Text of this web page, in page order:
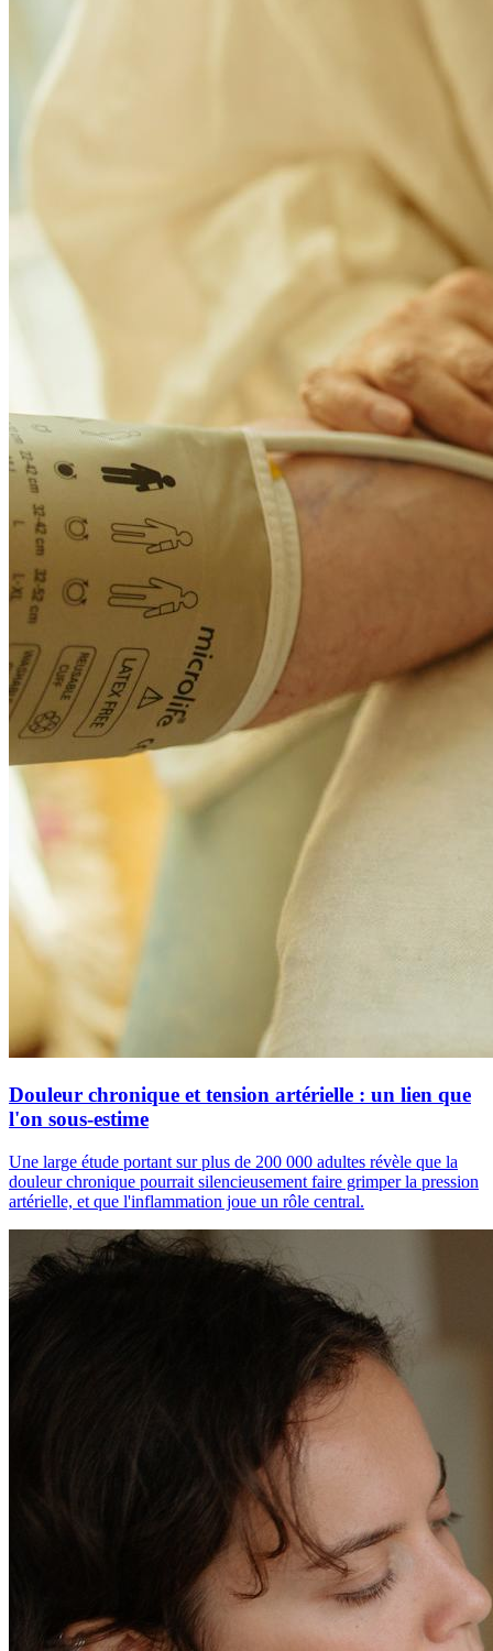
Douleur chronique et tension artérielle : un lien que
l'on sous-estime
Une large étude portant sur plus de 200 000 adultes révèle que la
douleur chronique pourrait silencieusement faire grimper la pression
artérielle, et que l'inflammation joue un rôle central.